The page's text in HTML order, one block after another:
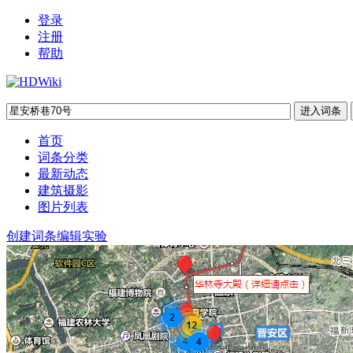
登录
注册
帮助
首页
词条分类
最新动态
建筑摄影
图片列表
创建词条编辑实验